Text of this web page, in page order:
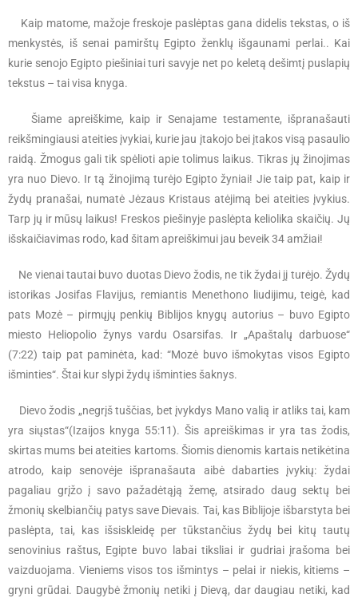
Kaip matome, mažoje freskoje paslėptas gana didelis tekstas, o iš
menkystės, iš senai pamirštų Egipto ženklų išgaunami perlai.. Kai
kurie senojo Egipto piešiniai turi savyje net po keletą dešimtį puslapių
tekstus – tai visa knyga.
Šiame apreiškime, kaip ir Senajame testamente, išpranašauti
reikšmingiausi ateities įvykiai, kurie jau įtakojo bei įtakos visą pasaulio
raidą. Žmogus gali tik spėlioti apie tolimus laikus. Tikras jų žinojimas
yra nuo Dievo. Ir tą žinojimą turėjo Egipto žyniai! Jie taip pat, kaip ir
žydų pranašai, numatė Jėzaus Kristaus atėjimą bei ateities įvykius.
Tarp jų ir mūsų laikus! Freskos piešinyje paslėpta keliolika skaičių. Jų
išskaičiavimas rodo, kad šitam apreiškimui jau beveik 34 amžiai!
Ne vienai tautai buvo duotas Dievo žodis, ne tik žydai jį turėjo. Žydų
istorikas Josifas Flavijus, remiantis Menethono liudijimu, teigė, kad
pats Mozė – pirmųjų penkių Biblijos knygų autorius – buvo Egipto
miesto Heliopolio žynys vardu Osarsifas. Ir „Apaštalų darbuose“
(7:22) taip pat paminėta, kad: “Mozė buvo išmokytas visos Egipto
išminties“. Štai kur slypi žydų išminties šaknys.
Dievo žodis „negrįš tuščias, bet įvykdys Mano valią ir atliks tai, kam
yra siųstas“(Izaijos knyga 55:11). Šis apreiškimas ir yra tas žodis,
skirtas mums bei ateities kartoms. Šiomis dienomis kartais netikėtina
atrodo, kaip senovėje išpranašauta aibė dabarties įvykių: žydai
pagaliau grįžo į savo pažadėtąją žemę, atsirado daug sektų bei
žmonių skelbiančių patys save Dievais. Tai, kas Biblijoje išbarstyta bei
paslėpta, tai, kas išsiskleidę per tūkstančius žydų bei kitų tautų
senovinius raštus, Egipte buvo labai tiksliai ir gudriai įrašoma bei
vaizduojama. Vieniems visos tos išmintys – pelai ir niekis, kitiems –
gryni grūdai. Daugybė žmonių netiki į Dievą, dar daugiau netiki, kad